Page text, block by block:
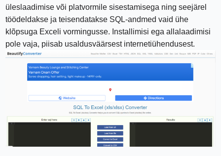
üleslaadimise või platvormile sisestamisega ning seejärel
töödeldakse ja teisendatakse SQL-andmed vaid ühe
klõpsuga Exceli vormingusse. Installimisi ega allalaadimisi
pole vaja, piisab usaldusväärsest internetiühendusest.